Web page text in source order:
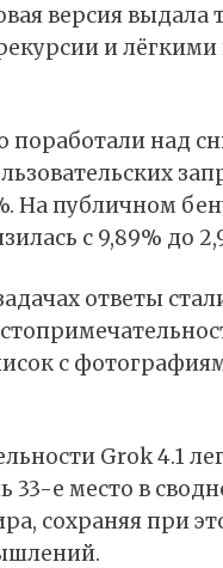
версия выдала
и
поработали над
На публичном
с 9,89% до
ответы
с
Grok 4.1
33-е место в
сохраняя при